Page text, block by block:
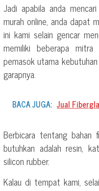
Jadi apabila anda
murah online, anda dapat
ini kami selain gencar
memiliki beberapa
pemasok utama
garapnya.
BACA JUGA: Jual
Berbicara tentang bahan
butuhkan adalah resin,
silicon rubber.
Kalau di tempat kami,